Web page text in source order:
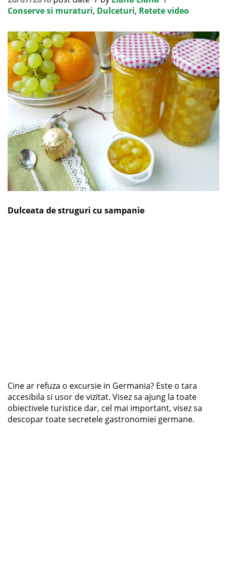
Conserve si muraturi, Dulceturi, Retete video
Dulceata de struguri cu sampanie
Cine ar refuza o excursie in Germania? Este o tara
accesibila si usor de vizitat. Visez sa ajung la toate
obiectivele turistice dar, cel mai important, visez sa
descopar toate secretele gastronomiei germane.